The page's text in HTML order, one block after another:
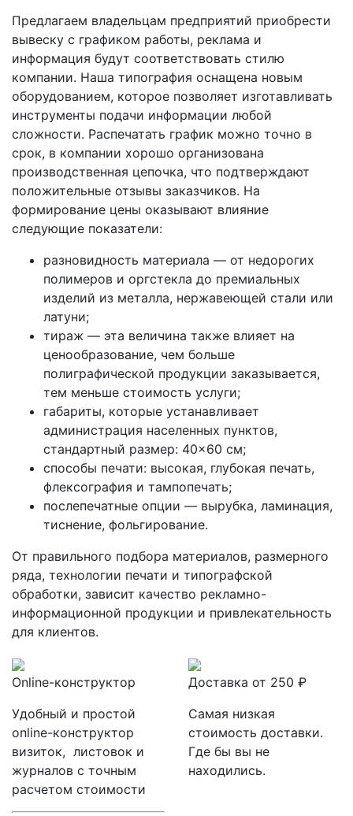
Предлагаем владельцам предприятий приобрести
вывеску с графиком работы, реклама и
информация будут соответствовать стилю
компании. Наша типография оснащена новым
оборудованием, которое позволяет изготавливать
инструменты подачи информации любой
сложности. Распечатать график можно точно в
срок, в компании хорошо организована
производственная цепочка, что подтверждают
положительные отзывы заказчиков. На
формирование цены оказывают влияние
следующие показатели:
разновидность материала — от недорогих
полимеров и оргстекла до премиальных
изделий из металла, нержавеющей стали или
латуни;
тираж — эта величина также влияет на
ценообразование, чем больше
полиграфической продукции заказывается,
тем меньше стоимость услуги;
габариты, которые устанавливает
администрация населенных пунктов,
стандартный размер: 40×60 см;
способы печати: высокая, глубокая печать,
флексография и тампопечать;
послепечатные опции — вырубка, ламинация,
тиснение, фольгирование.
От правильного подбора материалов, размерного
ряда, технологии печати и типографской
обработки, зависит качество рекламно-
информационной продукции и привлекательность
для клиентов.
Online-конструктор
Удобный и простой
online-конструктор
визиток, листовок и
журналов с точным
расчетом стоимости
Доставка от 250 ₽
Самая низкая
стоимость доставки.
Где бы вы не
находились.